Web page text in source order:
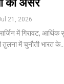
का असर
21, 2026
में गिरावट, आर्थिक
तुलना में चुनौतीभारत के…